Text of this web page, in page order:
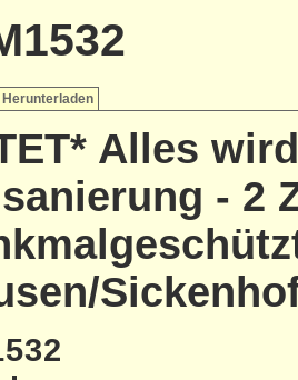
Herunterladen
Alles
- 2